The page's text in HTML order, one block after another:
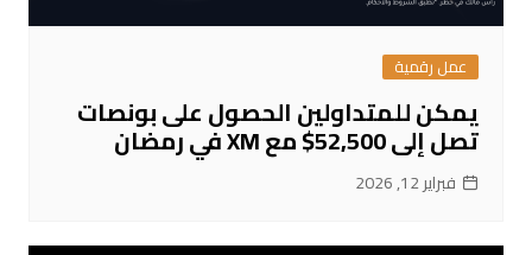
عمل رقمية
يمكن للمتداولين الحصول على بونصات
تصل إلى 52,500$ مع XM في رمضان
فبراير 12, 2026